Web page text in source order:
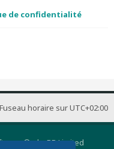
de confidentialité
Fuseau horaire surUTC+02:00
© phpBB Limited